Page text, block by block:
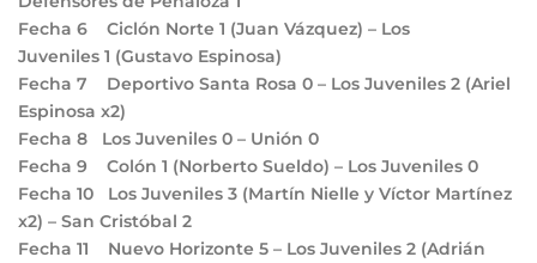
Fecha 6 Ciclón Norte 1 (Juan Vázquez) – Los
Juveniles 1 (Gustavo Espinosa)
Fecha 7 Deportivo Santa Rosa 0 – Los Juveniles 2 (Ariel
Espinosa x2)
Fecha 8 Los Juveniles 0 – Unión 0
Fecha 9 Colón 1 (Norberto Sueldo) – Los Juveniles 0
Fecha 10 Los Juveniles 3 (Martín Nielle y Víctor Martínez
x2) – San Cristóbal 2
Fecha 11 Nuevo Horizonte 5 – Los Juveniles 2 (Adrián